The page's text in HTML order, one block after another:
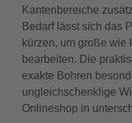
Kantenbereiche
Bedarf lässt sich das
kürzen, um große wie
bearbeiten. Die
exakte Bohren
ungleichschenklige
Onlineshop in